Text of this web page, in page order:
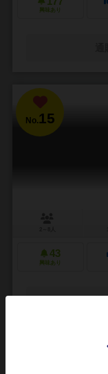
興味あり
No.15
43
興味あり